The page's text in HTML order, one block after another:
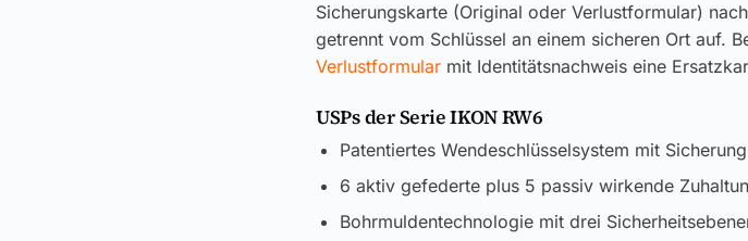
Sicherungskarte (Original oder Verlustformular)
getrennt vom Schlüssel an einem sicheren Ort auf.
Verlustformular mit Identitätsnachweis eine
USPs der Serie IKON RW6
Patentiertes Wendeschlüsselsystem mit
6 aktiv gefederte plus 5 passiv wirkende
Bohrmuldentechnologie mit drei